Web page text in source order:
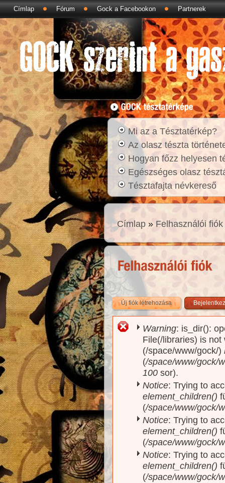
Címlap Fórum Gock a Facebookon Partnerek
Mi az a Tésztatérkép?
Az olasz tészta
Hogyan főzz helyesen
Egészséges olasz
Tésztafajta névkereső
Címlap » Felhasználói fiók
Új fiók létrehozása(aktív fül)
Hibaüzenet
Warning: is_dir():
File(/libraries) is
(/space/www/gock/)
(/space/www/gock/
100 sor).
Notice: Trying to
element_children()
(/space/www/gock/
Notice: Trying to
element_children()
(/space/www/gock/
Notice: Trying to
element_children()
(/space/www/gock/